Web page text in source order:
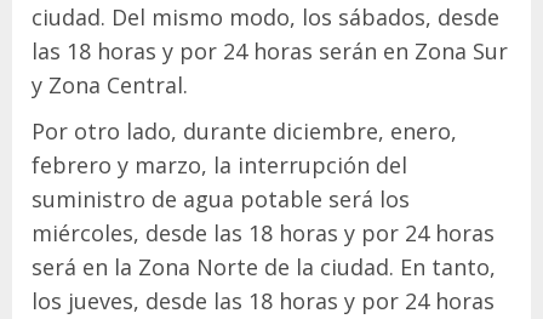
ciudad. Del mismo modo, los sábados, desde
las 18 horas y por 24 horas serán en Zona Sur
y Zona Central.
Por otro lado, durante diciembre, enero,
febrero y marzo, la interrupción del
suministro de agua potable será los
miércoles, desde las 18 horas y por 24 horas
será en la Zona Norte de la ciudad. En tanto,
los jueves, desde las 18 horas y por 24 horas